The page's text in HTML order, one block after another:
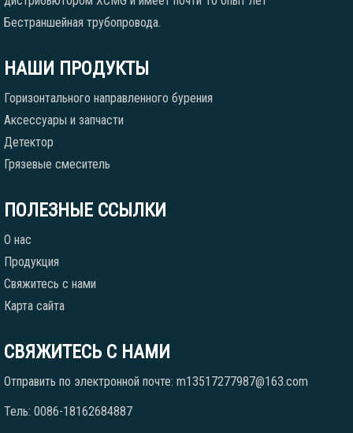
Бестраншейная трубопровода.
НАШИ ПРОДУКТЫ
Горизонтального направленного бурения
Аксессуары и запчасти
Детектор
Грязевые смеситель
ПОЛЕЗНЫЕ ССЫЛКИ
О нас
Продукция
Свяжитесь с нами
Карта сайта
СВЯЖИТЕСЬ С НАМИ
Отправить по электронной почте: m13517277987@163.com
Тель: 0086-18162684887